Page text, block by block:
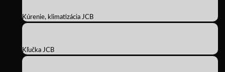
Kúrenie, klimatizácia JCB
Kľučka JCB